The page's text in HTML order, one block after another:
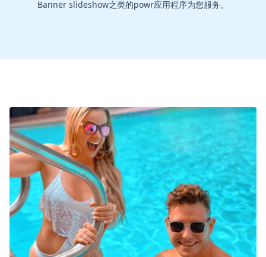
Banner slideshow之类的powr应用程序为您服务。